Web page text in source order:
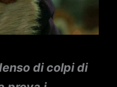
di colpi di